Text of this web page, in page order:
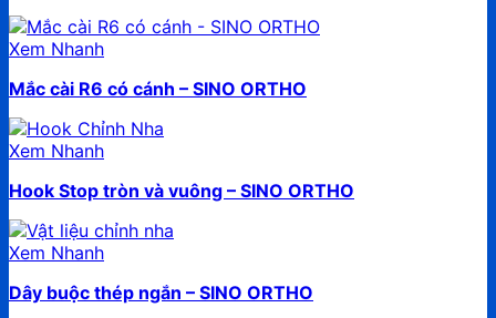
Xem Nhanh
Mắc cài R6 có cánh – SINO ORTHO
Xem Nhanh
Hook Stop tròn và vuông – SINO ORTHO
Xem Nhanh
Dây buộc thép ngắn – SINO ORTHO